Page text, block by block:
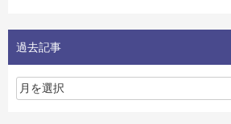
過去記事